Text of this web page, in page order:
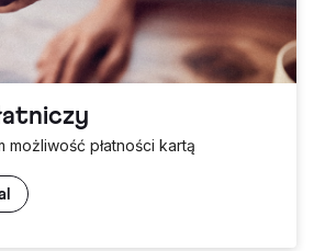
możliwość płatności kartą